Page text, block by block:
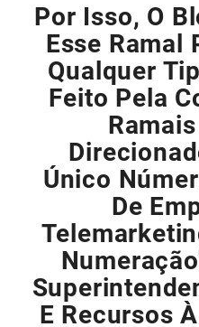
Por Isso, O
Esse Ramal
Qualquer
Feito Pela
Único
De
E Recursos